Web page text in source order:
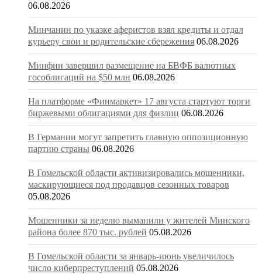
06.08.2026
Минчанин по указке аферистов взял кредиты и отдал
курьеру свои и родительские сбережения 06.08.2026
Минфин завершил размещение на БВФБ валютных
гособлигаций на $50 млн 06.08.2026
На платформе «Финмаркет» 17 августа стартуют торги
биржевыми облигациями для физлиц 06.08.2026
В Германии могут запретить главную оппозиционную
партию страны 06.08.2026
В Гомельской области активизировались мошенники,
маскирующиеся под продавцов сезонных товаров
05.08.2026
Мошенники за неделю выманили у жителей Минского
района более 870 тыс. рублей 05.08.2026
В Гомельской области за январь-июнь увеличилось
число киберпреступлений 05.08.2026